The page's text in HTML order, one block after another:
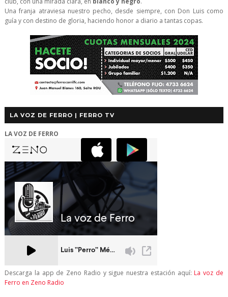
Una franja atraviesa nuestro pecho, desde siempre, con Don Luis como
guía y con destino de gloria, haciendo honor a diario a tantas copas.
LA VOZ DE FERRO | FERRO TV
LA VOZ DE FERRO
Descarga la app de Zeno Radio y sigue nuestra estación aquí: La voz de
Ferro en Zeno Radio